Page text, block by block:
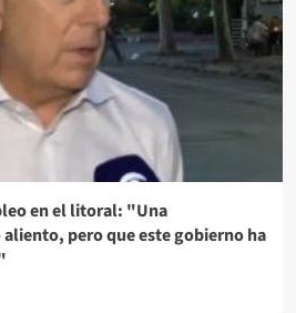
en el litoral: "Una
pero que este gobierno ha